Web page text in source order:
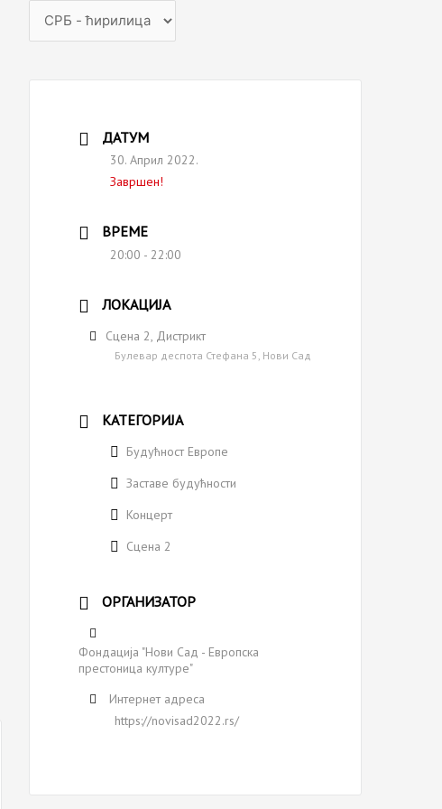
ДАТУМ
30. Април 2022.
Завршен!
ВРЕМЕ
20:00 - 22:00
ЛОКАЦИЈА
Сцена 2, Дистрикт
Булевар деспота Стефана 5, Нови Сад
КАТЕГОРИЈА
Будућност Европе
Заставе будућности
Концерт
Сцена 2
ОРГАНИЗАТОР
Фондација "Нови Сaд - Европска
престоница културе"
Интернет адреса
https://novisad2022.rs/